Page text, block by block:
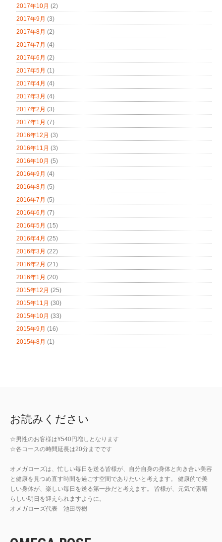
2017年10月 (2)
2017年9月 (3)
2017年8月 (2)
2017年7月 (4)
2017年6月 (2)
2017年5月 (1)
2017年4月 (4)
2017年3月 (4)
2017年2月 (3)
2017年1月 (7)
2016年12月 (3)
2016年11月 (3)
2016年10月 (5)
2016年9月 (4)
2016年8月 (5)
2016年7月 (5)
2016年6月 (7)
2016年5月 (15)
2016年4月 (25)
2016年3月 (22)
2016年2月 (21)
2016年1月 (20)
2015年12月 (25)
2015年11月 (30)
2015年10月 (33)
2015年9月 (16)
2015年8月 (1)
お読みください
☆男性のお客様は¥540円増しとなります
☆各コースの時間延長は20分までです
オメガローズは、忙しい毎日を送る皆様が、自分自身の身体と向き合い美容
と健康を見つめ直す時間を過ごす空間でありたいと考えます。 健康的で美
しい身体が、楽しい毎日を送る第一歩だと考えます。 皆様が、元気で素晴
らしい明日を迎えられますように。
オメガローズ代表 池田尋樹